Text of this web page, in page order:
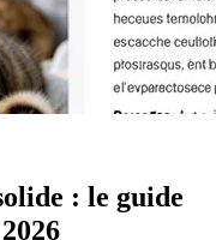
: le guide